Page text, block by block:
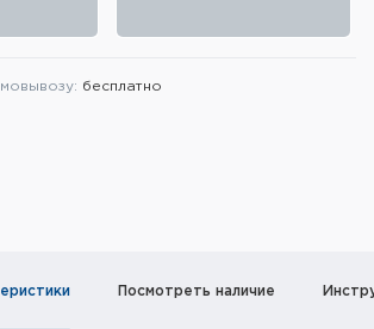
снаряжение
бесплатно
Посмотреть наличие